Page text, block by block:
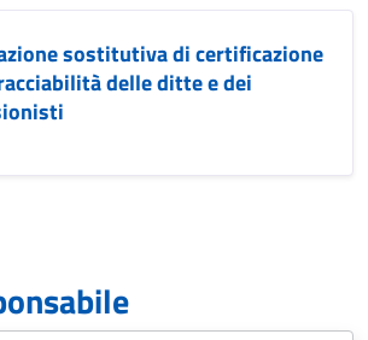
sostitutiva di certificazione
delle ditte e dei